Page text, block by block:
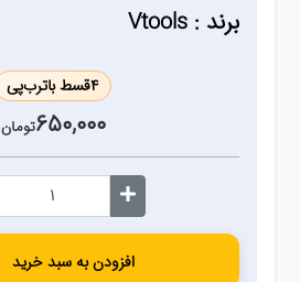
صفحه
برند : Vtools
4قسط باترب‌پی
650,000تومان
افزودن به سبد خرید